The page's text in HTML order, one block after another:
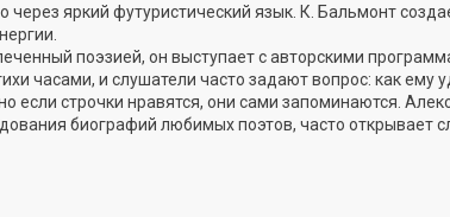
через яркий футуристический язык. К. Бальмонт
поэзией, он выступает с авторскими
часами, и слушатели часто задают вопрос: как ему
если строчки нравятся, они сами запоминаются.
биографий любимых поэтов, часто открывает